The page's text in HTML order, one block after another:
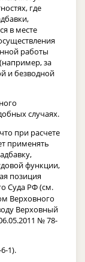
где
в месте
работы
за
и безводной
случаях.
при расчете
применять
функции,
позиция
Суда РФ (см.
Верховного
Верховный
№ 78-
1).